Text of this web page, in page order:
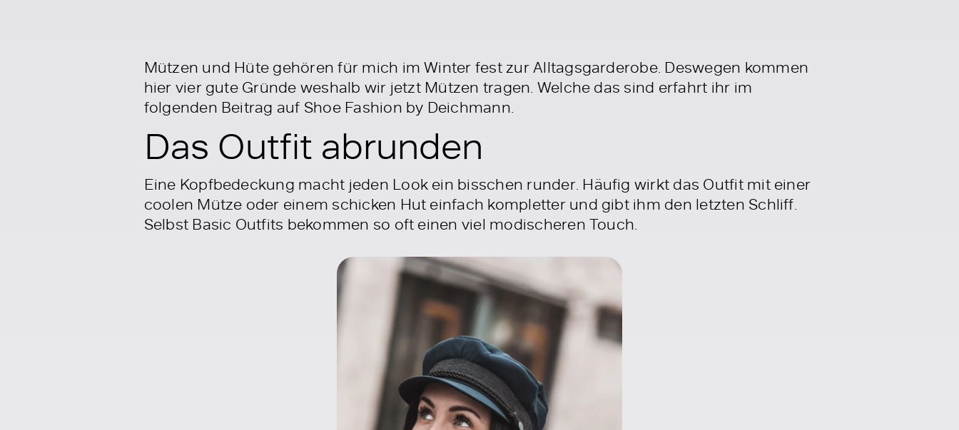
Mützen und Hüte gehören für mich im Winter fest zur Alltagsgarderobe. Deswegen kommen
hier vier gute Gründe weshalb wir jetzt Mützen tragen. Welche das sind erfahrt ihr im
folgenden Beitrag auf Shoe Fashion by Deichmann.
Das Outfit abrunden
Eine Kopfbedeckung macht jeden Look ein bisschen runder. Häufig wirkt das Outfit mit einer
coolen Mütze oder einem schicken Hut einfach kompletter und gibt ihm den letzten Schliff.
Selbst Basic Outfits bekommen so oft einen viel modischeren Touch.